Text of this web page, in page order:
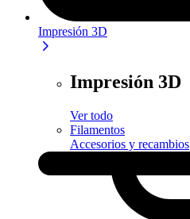
Impresión 3D
Impresión 3D
Ver todo
Filamentos
Accesorios y recambios